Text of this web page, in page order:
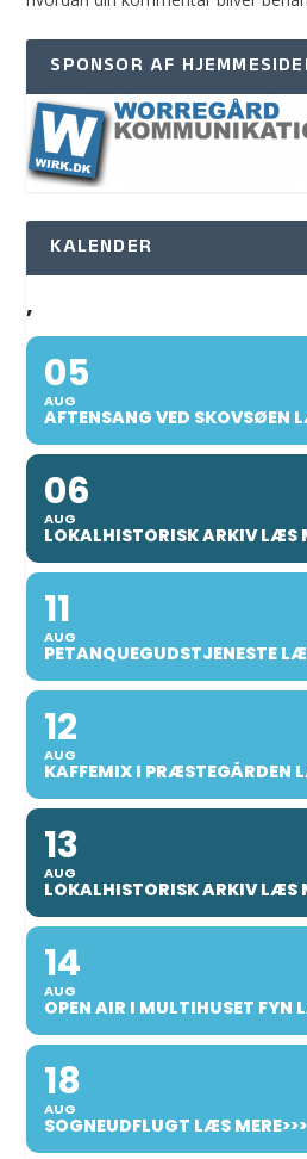
SPONSOR AF
KALENDER
,
05
AUG
AFTENSANG VED SKOVSØEN
06
AUG
LOKALHISTORISK ARKIV LÆS
11
AUG
PETANQUEGUDSTJENESTE
12
AUG
KAFFEMIX I PRÆSTEGÅRDEN
13
AUG
LOKALHISTORISK ARKIV LÆS
14
AUG
OPEN AIR I MULTIHUSET FYN
18
AUG
SOGNEUDFLUGT LÆS MERE>>>